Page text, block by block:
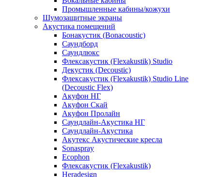
Промышленные кабины/кожухи
Шумозащитные экраны
Акустика помещений
Бонакустик (Bonacoustic)
Саундборд
Саундлюкс
Флексакустик (Flexakustik) Studio
Декустик (Decoustic)
Флексакустик (Flexakustik) Studio Line
(Decoustic Flex)
Акуфон НГ
Акуфон Скай
Акуфон Пролайн
Саундлайн-Акустика НГ
Саундлайн-Акустика
Акутекс Акустические кресла
Sonaspray
Ecophon
Флексакустик (Flexakustik)
Heradesign